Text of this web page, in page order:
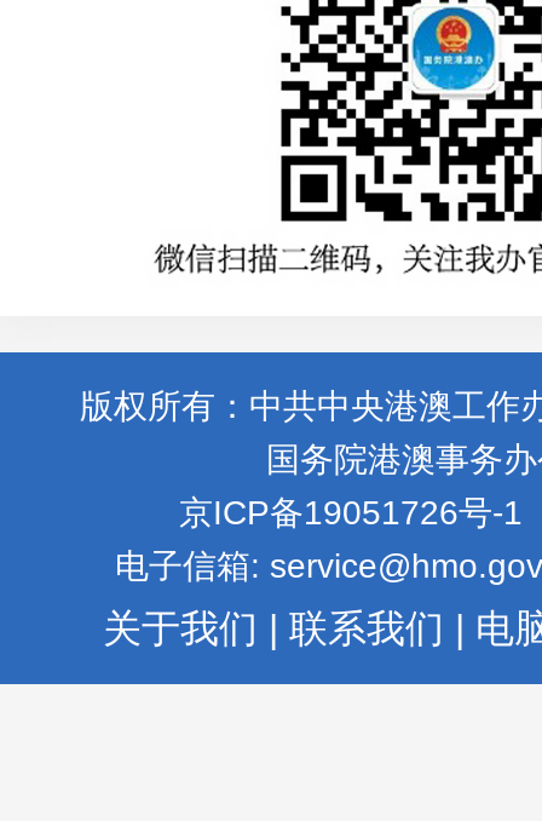
版权所有：中共中央港澳工作
国务院港澳事务
京ICP备19051726号-1
电子信箱:
关于我们 | 联系我们 | 电